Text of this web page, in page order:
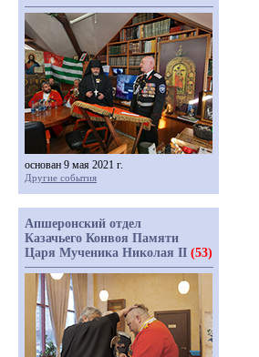
основан 9 мая 2021 г.
Другие события
Апшеронский отдел
Казачьего Конвоя Памяти
Царя Мученика Николая II (53)